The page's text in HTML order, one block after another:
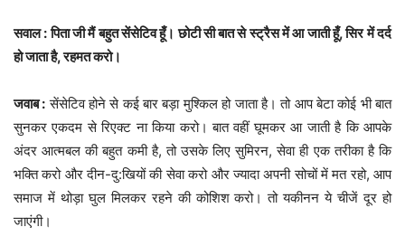
सवाल : पिता जी मैं बहुत सेंसेटिव हूँ। छोटी सी बात से स्ट्रैस में आ जाती हूँ, सिर में दर्द
हो जाता है, रहमत करो।
जवाब : सेंसेटिव होने से कई बार बड़ा मुश्किल हो जाता है। तो आप बेटा कोई भी बात
सुनकर एकदम से रिएक्ट ना किया करो। बात वहीं घूमकर आ जाती है कि आपके
अंदर आत्मबल की बहुत कमी है, तो उसके लिए सुमिरन, सेवा ही एक तरीका है कि
भक्ति करो और दीन-दु:खियों की सेवा करो और ज्यादा अपनी सोचों में मत रहो, आप
समाज में थोड़ा घुल मिलकर रहने की कोशिश करो। तो यकीनन ये चीजें दूर हो
जाएंगी।